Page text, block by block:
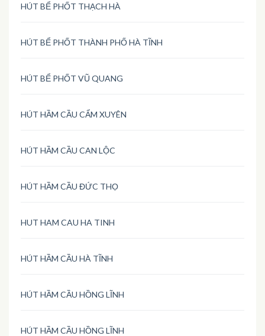
HÚT BỂ PHỐT THẠCH HÀ
HÚT BỂ PHỐT THÀNH PHỐ HÀ TĨNH
HÚT BỂ PHỐT VŨ QUANG
HÚT HẦM CẦU CẨM XUYÊN
HÚT HẦM CẦU CAN LỘC
HÚT HẦM CẦU ĐỨC THỌ
HUT HAM CAU HA TINH
HÚT HẦM CẦU HÀ TĨNH
HÚT HẦM CẦU HỒNG LĨNH
HÚT HẦM CẦU HỒNG LĨNH